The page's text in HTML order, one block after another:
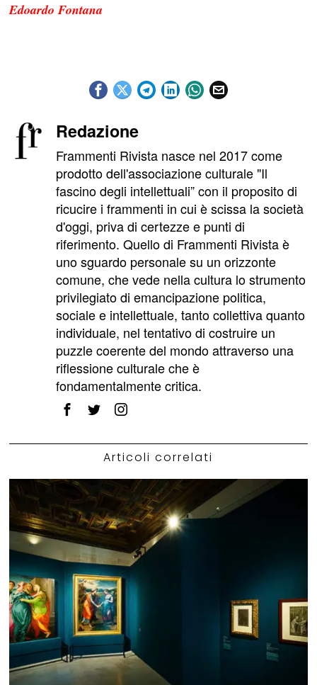
Edoardo Fontana
Redazione
Frammenti Rivista nasce nel 2017 come
prodotto dell'associazione culturale "Il
fascino degli intellettuali” con il proposito di
ricucire i frammenti in cui è scissa la società
d'oggi, priva di certezze e punti di
riferimento. Quello di Frammenti Rivista è
uno sguardo personale su un orizzonte
comune, che vede nella cultura lo strumento
privilegiato di emancipazione politica,
sociale e intellettuale, tanto collettiva quanto
individuale, nel tentativo di costruire un
puzzle coerente del mondo attraverso una
riflessione culturale che è
fondamentalmente critica.
Articoli correlati